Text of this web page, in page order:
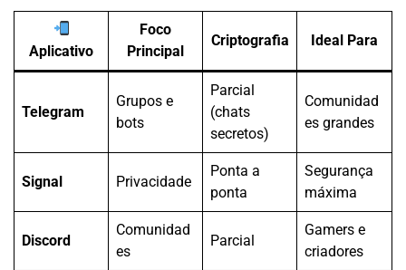
Aplicativo
Foco
Principal
Criptografia Ideal Para
Telegram
Grupos e
bots
Parcial
(chats
secretos)
Comunidad
es grandes
Signal Privacidade
Ponta a
ponta
Segurança
máxima
Discord
Comunidad
es
Parcial
Gamers e
criadores